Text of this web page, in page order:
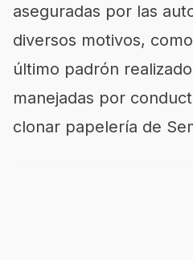
aseguradas por las
diversos motivos,
último padrón
manejadas por
clonar papelería de